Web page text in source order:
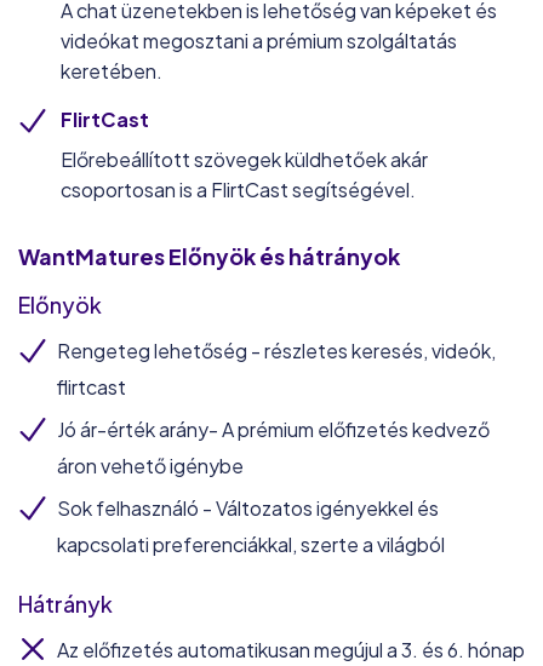
A chat üzenetekben is lehetőség van képeket és
videókat megosztani a prémium szolgáltatás
keretében.
FlirtCast
Előrebeállított szövegek küldhetőek akár
csoportosan is a FlirtCast segítségével.
WantMaturesElőnyök és hátrányok
Előnyök
Rengeteg lehetőség - részletes keresés, videók,
flirtcast
Jó ár-érték arány- A prémium előfizetés kedvező
áron vehető igénybe
Sok felhasználó - Változatos igényekkel és
kapcsolati preferenciákkal, szerte a világból
Hátrányk
Az előfizetés automatikusan megújul a 3. és 6. hónap